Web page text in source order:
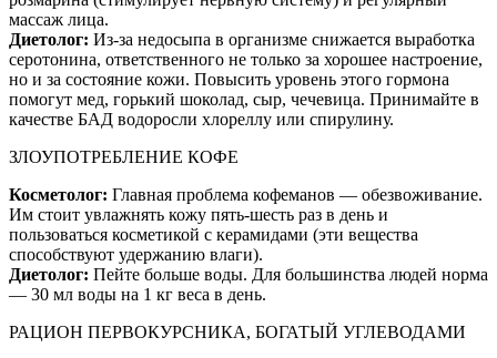
массаж лица.
Диетолог: Из-за недосыпа в организме снижается выработка
серотонина, ответственного не только за хорошее настроение,
но и за состояние кожи. Повысить уровень этого гормона
помогут мед, горький шоколад, сыр, чечевица. Принимайте в
качестве БАД водоросли хлореллу или спирулину.
ЗЛОУПОТРЕБЛЕНИЕ КОФЕ
Косметолог: Главная проблема кофеманов — обезвоживание.
Им стоит увлажнять кожу пять-шесть раз в день и
пользоваться косметикой с керамидами (эти вещества
способствуют удержанию влаги).
Диетолог: Пейте больше воды. Для большинства людей норма
— 30 мл воды на 1 кг веса в день.
РАЦИОН ПЕРВОКУРСНИКА, БОГАТЫЙ УГЛЕВОДАМИ